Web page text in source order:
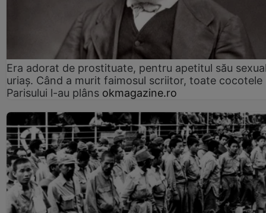
Era adorat de prostituate, pentru apetitul său
uriaș. Când a murit faimosul scriitor, toate cocotele
Parisului l-au plâns okmagazine.ro